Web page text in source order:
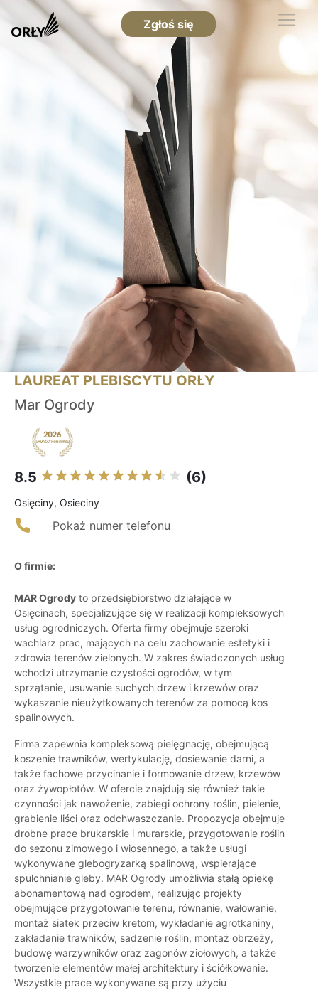
Zgłoś się
LAUREAT PLEBISCYTU ORŁY
Mar Ogrody
8.5 (6)
Osięciny, Osieciny
Pokaż numer telefonu
O firmie:
MAR Ogrody to przedsiębiorstwo działające w
Osięcinach, specjalizujące się w realizacji kompleksowych
usług ogrodniczych. Oferta firmy obejmuje szeroki
wachlarz prac, mających na celu zachowanie estetyki i
zdrowia terenów zielonych. W zakres świadczonych usług
wchodzi utrzymanie czystości ogrodów, w tym
sprzątanie, usuwanie suchych drzew i krzewów oraz
wykaszanie nieużytkowanych terenów za pomocą kos
spalinowych.
Firma zapewnia kompleksową pielęgnację, obejmującą
koszenie trawników, wertykulację, dosiewanie darni, a
także fachowe przycinanie i formowanie drzew, krzewów
oraz żywopłotów. W ofercie znajdują się również takie
czynności jak nawożenie, zabiegi ochrony roślin, pielenie,
grabienie liści oraz odchwaszczanie. Propozycja obejmuje
drobne prace brukarskie i murarskie, przygotowanie roślin
do sezonu zimowego i wiosennego, a także usługi
wykonywane glebogryzarką spalinową, wspierające
spulchnianie gleby. MAR Ogrody umożliwia stałą opiekę
abonamentową nad ogrodem, realizując projekty
obejmujące przygotowanie terenu, równanie, wałowanie,
montaż siatek przeciw kretom, wykładanie agrotkaniny,
zakładanie trawników, sadzenie roślin, montaż obrzeży,
budowę warzywników oraz zagonów ziołowych, a także
tworzenie elementów małej architektury i ściółkowanie.
Wszystkie prace wykonywane są przy użyciu